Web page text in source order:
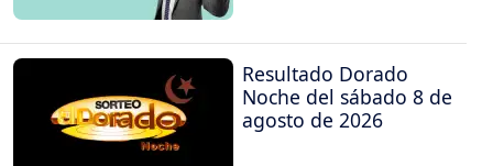
Resultado Dorado
Noche del sábado 8 de
agosto de 2026